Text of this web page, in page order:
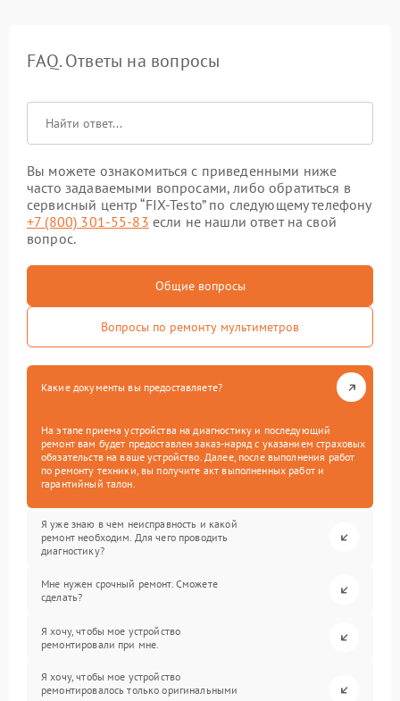
FAQ. Ответы на вопросы
Вы можете ознакомиться с приведенными ниже
часто задаваемыми вопросами, либо обратиться в
сервисный центр “FIX-Testo” по следующему телефону
+7 (800) 301-55-83 если не нашли ответ на свой
вопрос.
Общие вопросы
Вопросы по ремонту мультиметров
Какие документы вы предоставляете?
На этапе приема устройства на диагностику и последующий
ремонт вам будет предоставлен заказ-наряд с указанием страховых
обязательств на ваше устройство. Далее, после выполнения работ
по ремонту техники, вы получите акт выполненных работ и
гарантийный талон.
Я уже знаю в чем неисправность и какой
ремонт необходим. Для чего проводить
диагностику?
Мне нужен срочный ремонт. Сможете
сделать?
Я хочу, чтобы мое устройство
ремонтировали при мне.
Я хочу, чтобы мое устройство
ремонтировалось только оригинальными